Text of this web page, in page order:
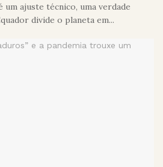
ajuste técnico, uma verdade
divide o planeta em...